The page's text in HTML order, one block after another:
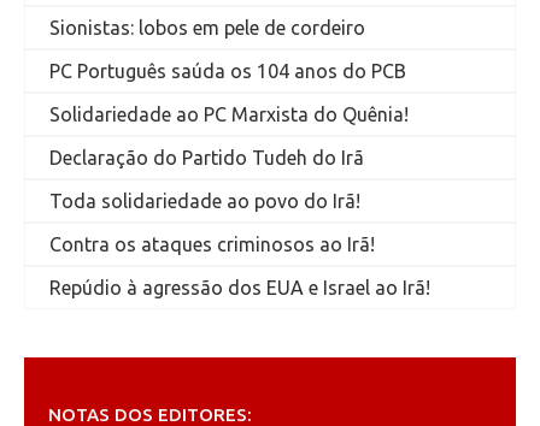
Sionistas: lobos em pele de cordeiro
PC Português saúda os 104 anos do PCB
Solidariedade ao PC Marxista do Quênia!
Declaração do Partido Tudeh do Irã
Toda solidariedade ao povo do Irã!
Contra os ataques criminosos ao Irã!
Repúdio à agressão dos EUA e Israel ao Irã!
NOTAS DOS EDITORES: